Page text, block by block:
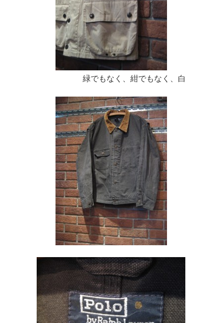
緑でもなく、紺でもなく、白